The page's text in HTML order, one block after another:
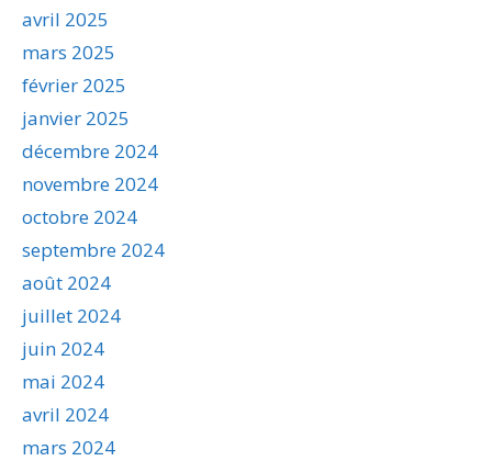
avril 2025
mars 2025
février 2025
janvier 2025
décembre 2024
novembre 2024
octobre 2024
septembre 2024
août 2024
juillet 2024
juin 2024
mai 2024
avril 2024
mars 2024